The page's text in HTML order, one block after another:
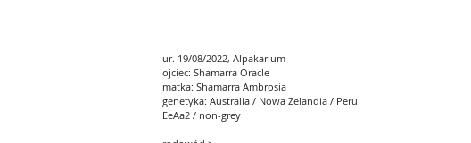
ur. 19/08/2022, Alpakarium
ojciec: Shamarra Oracle
matka: Shamarra Ambrosia
genetyka: Australia / Nowa Zelandia / Peru
EeAa2 / non-grey